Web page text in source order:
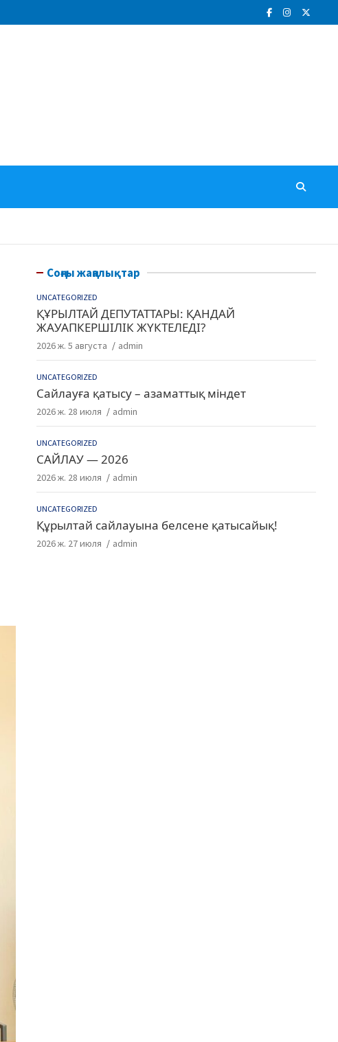
Соңғы жаңалықтар
UNCATEGORIZED
ҚҰРЫЛТАЙ ДЕПУТАТТАРЫ: ҚАНДАЙ
ЖАУАПКЕРШІЛІК ЖҮКТЕЛЕДІ?
2026 ж. 5 августа admin
UNCATEGORIZED
Сайлауға қатысу – азаматтық міндет
2026 ж. 28 июля admin
UNCATEGORIZED
САЙЛАУ — 2026
2026 ж. 28 июля admin
UNCATEGORIZED
Құрылтай сайлауына белсене қатысайық!
2026 ж. 27 июля admin